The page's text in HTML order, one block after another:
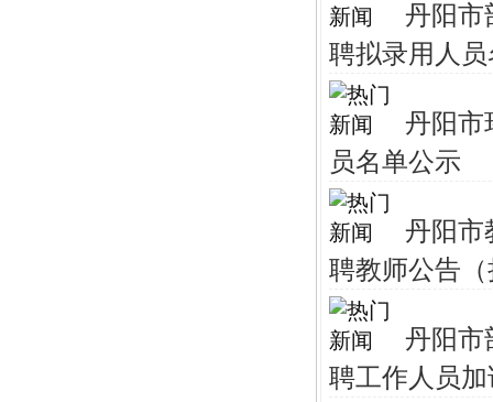
丹阳市
聘拟录用人
丹阳市
员名单公示
丹阳市
聘教师公告
丹阳市
聘工作人员